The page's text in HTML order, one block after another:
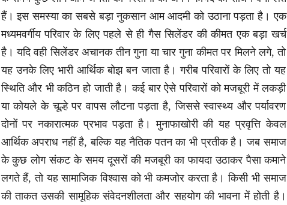
हैं। इस समस्या का सबसे बड़ा नुकसान आम आदमी को उठाना पड़ता है। एक
मध्यमवर्गीय परिवार के लिए पहले से ही गैस सिलेंडर की कीमत एक बड़ा खर्च
है। यदि वही सिलेंडर अचानक तीन गुना या चार गुना कीमत पर मिलने लगे, तो
यह उनके लिए भारी आर्थिक बोझ बन जाता है। गरीब परिवारों के लिए तो यह
स्थिति और भी कठिन हो जाती है। कई बार ऐसे परिवारों को मजबूरी में लकड़ी
या कोयले के चूल्हे पर वापस लौटना पड़ता है, जिससे स्वास्थ्य और पर्यावरण
दोनों पर नकारात्मक प्रभाव पड़ता है। मुनाफाखोरी की यह प्रवृत्ति केवल
आर्थिक अपराध नहीं है, बल्कि यह नैतिक पतन का भी प्रतीक है। जब समाज
के कुछ लोग संकट के समय दूसरों की मजबूरी का फायदा उठाकर पैसा कमाने
लगते हैं, तो यह सामाजिक विश्वास को भी कमजोर करता है। किसी भी समाज
की ताकत उसकी सामूहिक संवेदनशीलता और सहयोग की भावना में होती है।